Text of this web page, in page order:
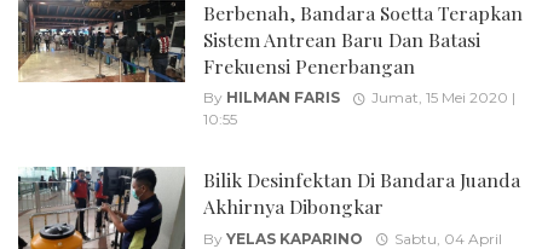
Berbenah, Bandara Soetta Terapkan
Sistem Antrean Baru Dan Batasi
Frekuensi Penerbangan
By HILMAN FARIS
Jumat, 15 Mei 2020 |
10:55
Bilik Desinfektan Di Bandara Juanda
Akhirnya Dibongkar
By YELAS KAPARINO
Sabtu, 04 April